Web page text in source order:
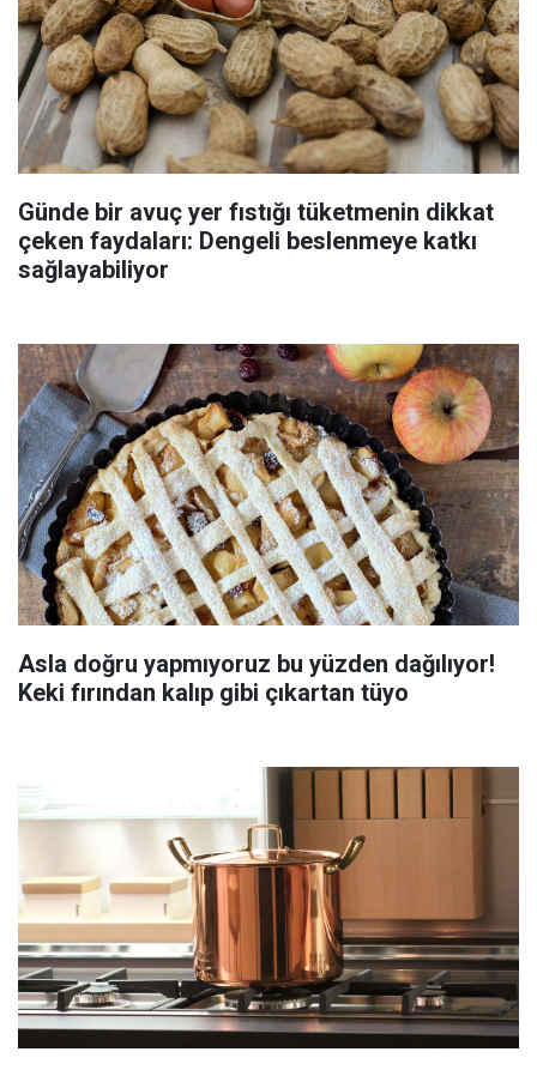
Günde bir avuç yer fıstığı tüketmenin dikkat
çeken faydaları: Dengeli beslenmeye katkı
sağlayabiliyor
Asla doğru yapmıyoruz bu yüzden dağılıyor!
Keki fırından kalıp gibi çıkartan tüyo